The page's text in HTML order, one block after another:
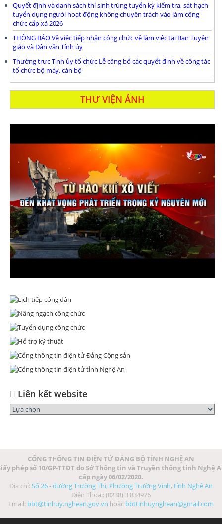
Quyết định và danh sách thí sinh trúng tuyển kỳ kiểm tra, sát hạch
tuyển dụng người hoạt động không chuyên trách vào làm công
chức cấp xã 2026
THÔNG BÁO Về việc tiếp nhận công chức về làm việc tại Ban Tuyên
giáo và Dân vận Tỉnh ủy
Thường trưc Tỉnh ủy tổ chức Lễ công bố các quyết định về công tác
tổ chức bộ máy, cán bộ
THƯ VIỆN ẢNH
Liên kết website
CỔNG THÔNG TIN ĐIỆN TỬ ĐẢNG BỘ TỈNH NGHỆ AN
phép số 10/GP-TTĐT do Sở Thông tin và Truyền thông tỉnh Nghệ
cấp ngày 06/02/2020.
Địa chỉ: Số 26 - đường Trường Thi, Phường Trường Vinh, tỉnh Nghệ An
Điện Thoại: (0238) 3 834976
Email: bbt@tinhuy.nghean.gov.vn hoặc bbttinhuynghean@gmail.com